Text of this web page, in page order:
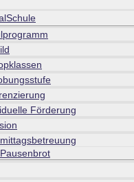
Förderung